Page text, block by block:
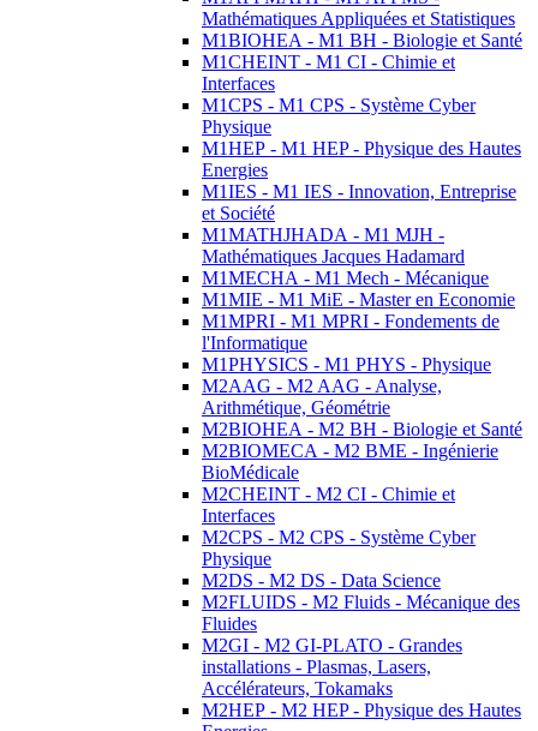
Mathématiques Appliquées et Statistiques
M1BIOHEA - M1 BH - Biologie et Santé
M1CHEINT - M1 CI - Chimie et
Interfaces
M1CPS - M1 CPS - Système Cyber
Physique
M1HEP - M1 HEP - Physique des Hautes
Energies
M1IES - M1 IES - Innovation, Entreprise
et Société
M1MATHJHADA - M1 MJH -
Mathématiques Jacques Hadamard
M1MECHA - M1 Mech - Mécanique
M1MIE - M1 MiE - Master en Economie
M1MPRI - M1 MPRI - Fondements de
l'Informatique
M1PHYSICS - M1 PHYS - Physique
M2AAG - M2 AAG - Analyse,
Arithmétique, Géométrie
M2BIOHEA - M2 BH - Biologie et Santé
M2BIOMECA - M2 BME - Ingénierie
BioMédicale
M2CHEINT - M2 CI - Chimie et
Interfaces
M2CPS - M2 CPS - Système Cyber
Physique
M2DS - M2 DS - Data Science
M2FLUIDS - M2 Fluids - Mécanique des
Fluides
M2GI - M2 GI-PLATO - Grandes
installations - Plasmas, Lasers,
Accélérateurs, Tokamaks
M2HEP - M2 HEP - Physique des Hautes